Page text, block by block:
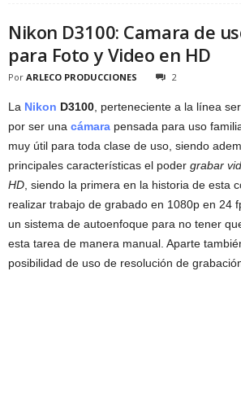
Nikon D3100: Camara de
para Foto y Video en HD
Por ARLECO PRODUCCIONES 2
La Nikon D3100 , perteneciente a la línea
por ser una cámara pensada para uso
muy útil para toda clase de uso, siendo
principales características el poder grabar
HD , siendo la primera en la historia de esta
realizar trabajo de grabado en 1080p en 24
un sistema de autoenfoque para no tener
esta tarea de manera manual. Aparte
posibilidad de uso de resolución de